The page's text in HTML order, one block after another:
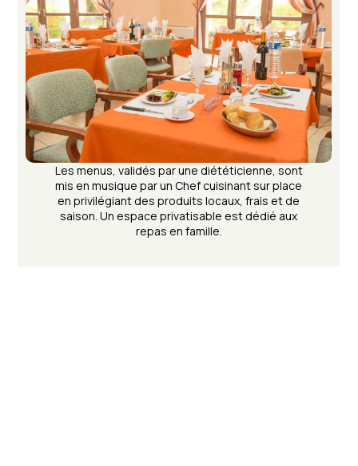
Les menus, validés par une diététicienne, sont
mis en musique par un Chef cuisinant sur place
en privilégiant des produits locaux, frais et de
saison. Un espace privatisable est dédié aux
repas en famille.